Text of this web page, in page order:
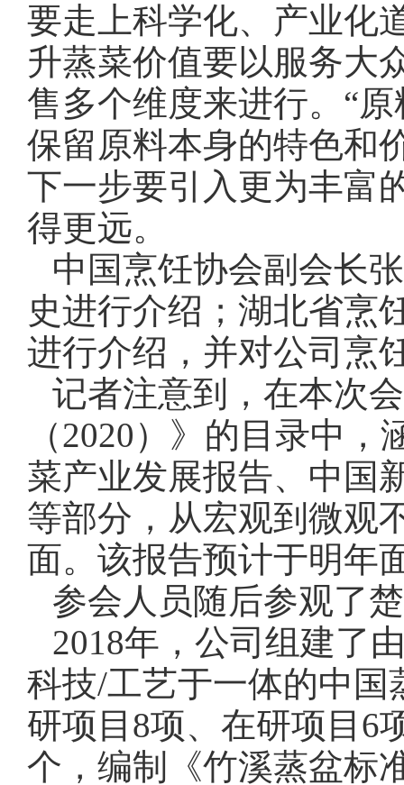
要走上科学化、产业化
升蒸菜价值要以服务大
售多个维度来进行。 “
保留原料本身的特色和
下一步要引入更为丰富
得更远。
中国烹饪协会副会长
史进行介绍；湖北省烹
进行介绍，并对公司烹
记者注意到，在本次
（2020）》的目录中，
菜产业发展报告、中国
等部分，从宏观到微观
面。该报告预计于明年
参会人员随后参观了
2018年，公司组建了
科技/工艺于一体的中国
研项目 8项、在研项目6
个，编制《竹溪蒸盆标